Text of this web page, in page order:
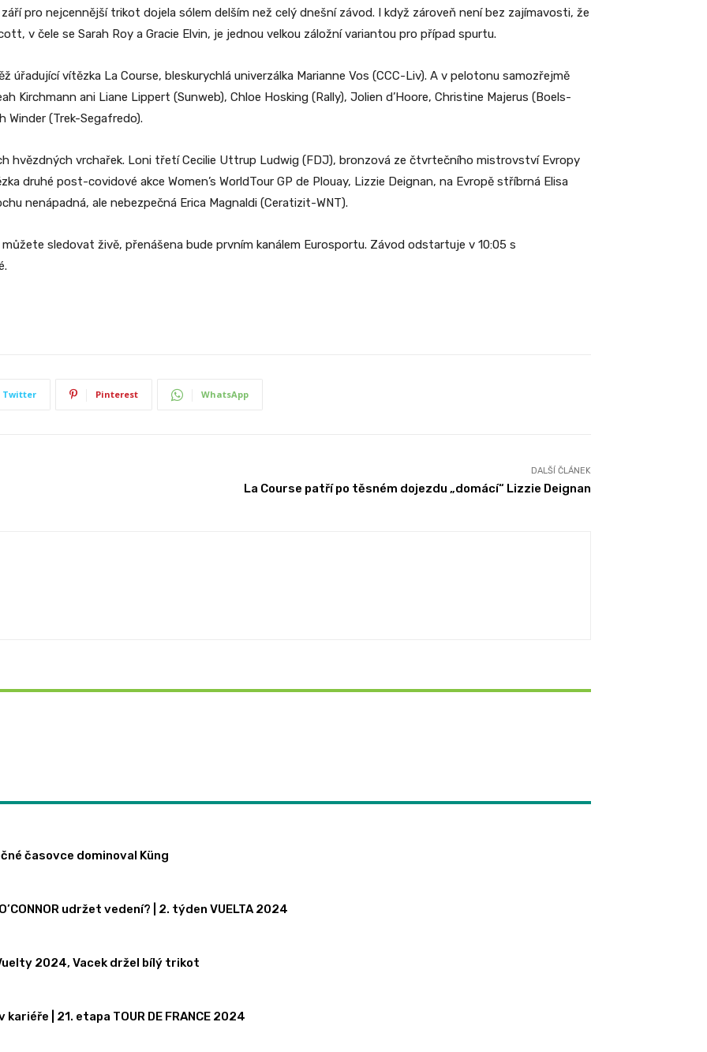
pro nejcennější trikot dojela sólem delším než celý dnešní závod. I když zároveň není bez zajímavosti, že
v čele se Sarah Roy a Gracie Elvin, je jednou velkou záložní variantou pro případ spurtu.
úřadující vítězka La Course, bleskurychlá univerzálka Marianne Vos (CCC-Liv). A v pelotonu samozřejmě
Kirchmann ani Liane Lippert (Sunweb), Chloe Hosking (Rally), Jolien d’Hoore, Christine Majerus (Boels-
Winder (Trek-Segafredo).
hvězdných vrchařek. Loni třetíCecilie Uttrup Ludwig (FDJ), bronzová ze čtvrtečního mistrovství Evropy
druhé post-covidové akce Women’s WorldTour GP de Plouay, Lizzie Deignan, na Evropě stříbrná Elisa
nenápadná, ale nebezpečná Erica Magnaldi (Ceratizit-WNT).
sledovat živě, přenášena bude prvním kanálem Eurosportu. Závod odstartuje v 10:05 s
Twitter Pinterest WhatsApp
DALŠÍ ČLÁNEK
La Course patří po těsném dojezdu „domácí“ Lizzie Deignan
časovce dominoval Küng
udržet vedení? | 2. týden VUELTA 2024
2024, Vacek držel bílý trikot
| 21. etapa TOUR DE FRANCE 2024